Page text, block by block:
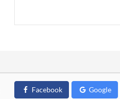
Facebook Google